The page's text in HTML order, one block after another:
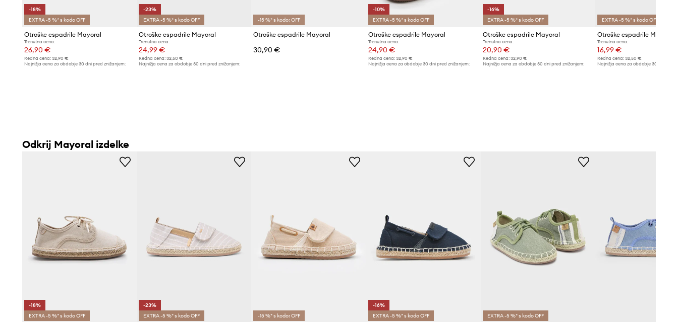
-18%
EXTRA -5 %* s kodo OFF
Otroške espadrile Mayoral
Trenutna cena:
26,90 €
Redna cena: 32,90 €
Najnižja cena za obdobje 30 dni pred znižanjem:
-23%
EXTRA -5 %* s kodo OFF
Otroške espadrile Mayoral
Trenutna cena:
24,99 €
Redna cena:32,50 €
Najnižja cena za obdobje 30 dni pred znižanjem:
-15 %* s kodo: OFF
Otroške espadrile Mayoral
30,90 €
-10%
EXTRA -5 %* s kodo OFF
Otroške espadrile Mayoral
Trenutna cena:
24,90 €
Redna cena: 32,90 €
Najnižja cena za obdobje 30 dni pred znižanjem:
-16%
EXTRA -5 %* s kodo OFF
Otroške espadrile Mayoral
Trenutna cena:
20,90 €
Redna cena:32,90 €
Najnižja cena za obdobje 30 dni pred znižanjem:
EXTRA -5 %* s kodo OFF
Otroške espadrile Mayoral
Trenutna cena:
16,99 €
Redna cena: 32,50 €
Najnižja cena za obdobje 30 dni pred
Odkrij Mayoral izdelke
-18%
EXTRA -5 %* s kodo OFF
-23%
EXTRA -5 %* s kodo OFF
-15 %* s kodo: OFF
-16%
EXTRA -5 %* s kodo OFF
EXTRA -5 %* s kodo OFF